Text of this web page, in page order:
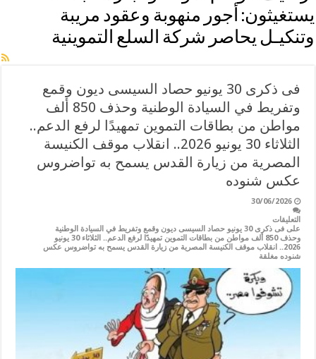
يستغيثون: أجور منهوبة وعقود مريبة
وتنكيـل يحاصر شركة السلع التموينية
فى ذكرى 30 يونيو حصاد السيسى ديون وقمع
وتفريط في السيادة الوطنية وحذف 850 ألف
مواطن من بطاقات التموين تمهيدًا لرفع الدعم..
الثلاثاء 30 يونيو 2026.. انقلاب موقف الكنيسة
المصرية من زيارة القدس يسمح به تواضروس
عكس شنوده
30/06/2026
التعليقات
على فى ذكرى 30 يونيو حصاد السيسى ديون وقمع وتفريط في السيادة الوطنية
وحذف 850 ألف مواطن من بطاقات التموين تمهيدًا لرفع الدعم.. الثلاثاء 30 يونيو
2026.. انقلاب موقف الكنيسة المصرية من زيارة القدس يسمح به تواضروس عكس
شنوده مغلقة